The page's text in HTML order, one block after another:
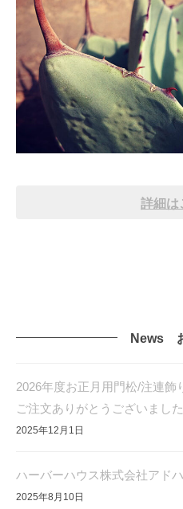
詳細は
News
2026年度お正月用門松/注連飾
ご注文ありがとうございました
2025年12月1日
ハーバーハウス株式会社アド
2025年8月10日